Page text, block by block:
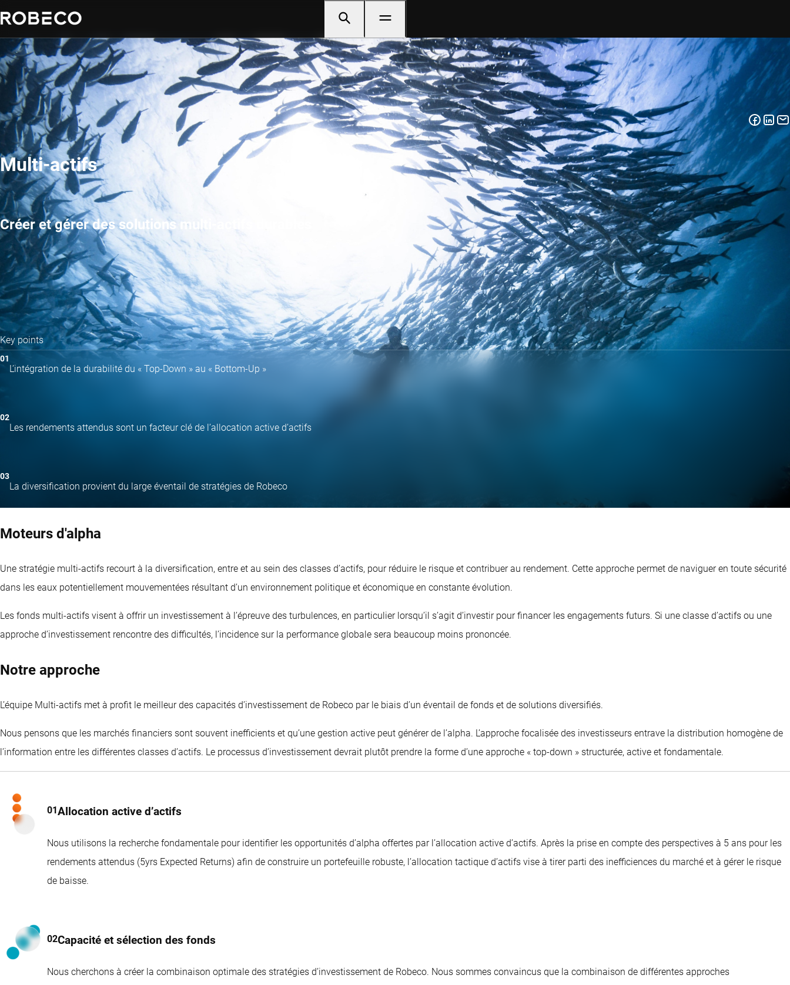
Multi-actifs
Créer et gérer des solutions multi-actifs durables
Key points
L’intégration de la durabilité du « Top-Down » au « Bottom-Up »
Les rendements attendus sont un facteur clé de l’allocation active d’actifs
La diversification provient du large éventail de stratégies de Robeco
Moteurs d'alpha
Une stratégie multi-actifs recourt à la diversification, entre et au sein des classes d’actifs, pour réduire le risque et contribuer au rendement. Cette approche permet de naviguer en toute sécurité
dans les eaux potentiellement mouvementées résultant d’un environnement politique et économique en constante évolution.
Les fonds multi-actifs visent à offrir un investissement à l’épreuve des turbulences, en particulier lorsqu’il s’agit d’investir pour financer les engagements futurs. Si une classe d’actifs ou une
approche d’investissement rencontre des difficultés, l’incidence sur la performance globale sera beaucoup moins prononcée.
Notre approche
L’équipe Multi-actifs met à profit le meilleur des capacités d’investissement de Robeco par le biais d’un éventail de fonds et de solutions diversifiés.
Nous pensons que les marchés financiers sont souvent inefficients et qu’une gestion active peut générer de l’alpha. L’approche focalisée des investisseurs entrave la distribution homogène de
l’information entre les différentes classes d’actifs. Le processus d’investissement devrait plutôt prendre la forme d’une approche « top-down » structurée, active et fondamentale.
Allocation active d’actifs
Nous utilisons la recherche fondamentale pour identifier les opportunités d’alpha offertes par l’allocation active d’actifs. Après la prise en compte des perspectives à 5 ans pour les
rendements attendus (5yrs Expected Returns) afin de construire un portefeuille robuste, l’allocation tactique d’actifs vise à tirer parti des inefficiences du marché et à gérer le risque
de baisse.
Capacité et sélection des fonds
Nous cherchons à créer la combinaison optimale des stratégies d’investissement de Robeco. Nous sommes convaincus que la combinaison de différentes approches